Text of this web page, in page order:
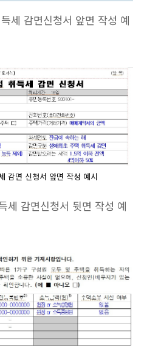
세 감면신청서 앞면 작성 예
감면 신청서 앞면 작성 예시
세 감면신청서 뒷면 작성 예